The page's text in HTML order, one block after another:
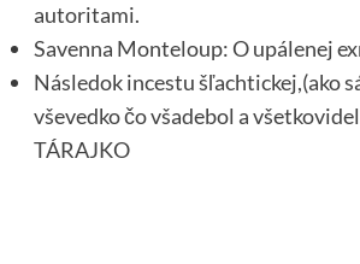
autoritami.
Savenna Monteloup: O upálenej
Následok incestu šľachtickej,(ako
vševedko čo všadebol a
TÁRAJKO